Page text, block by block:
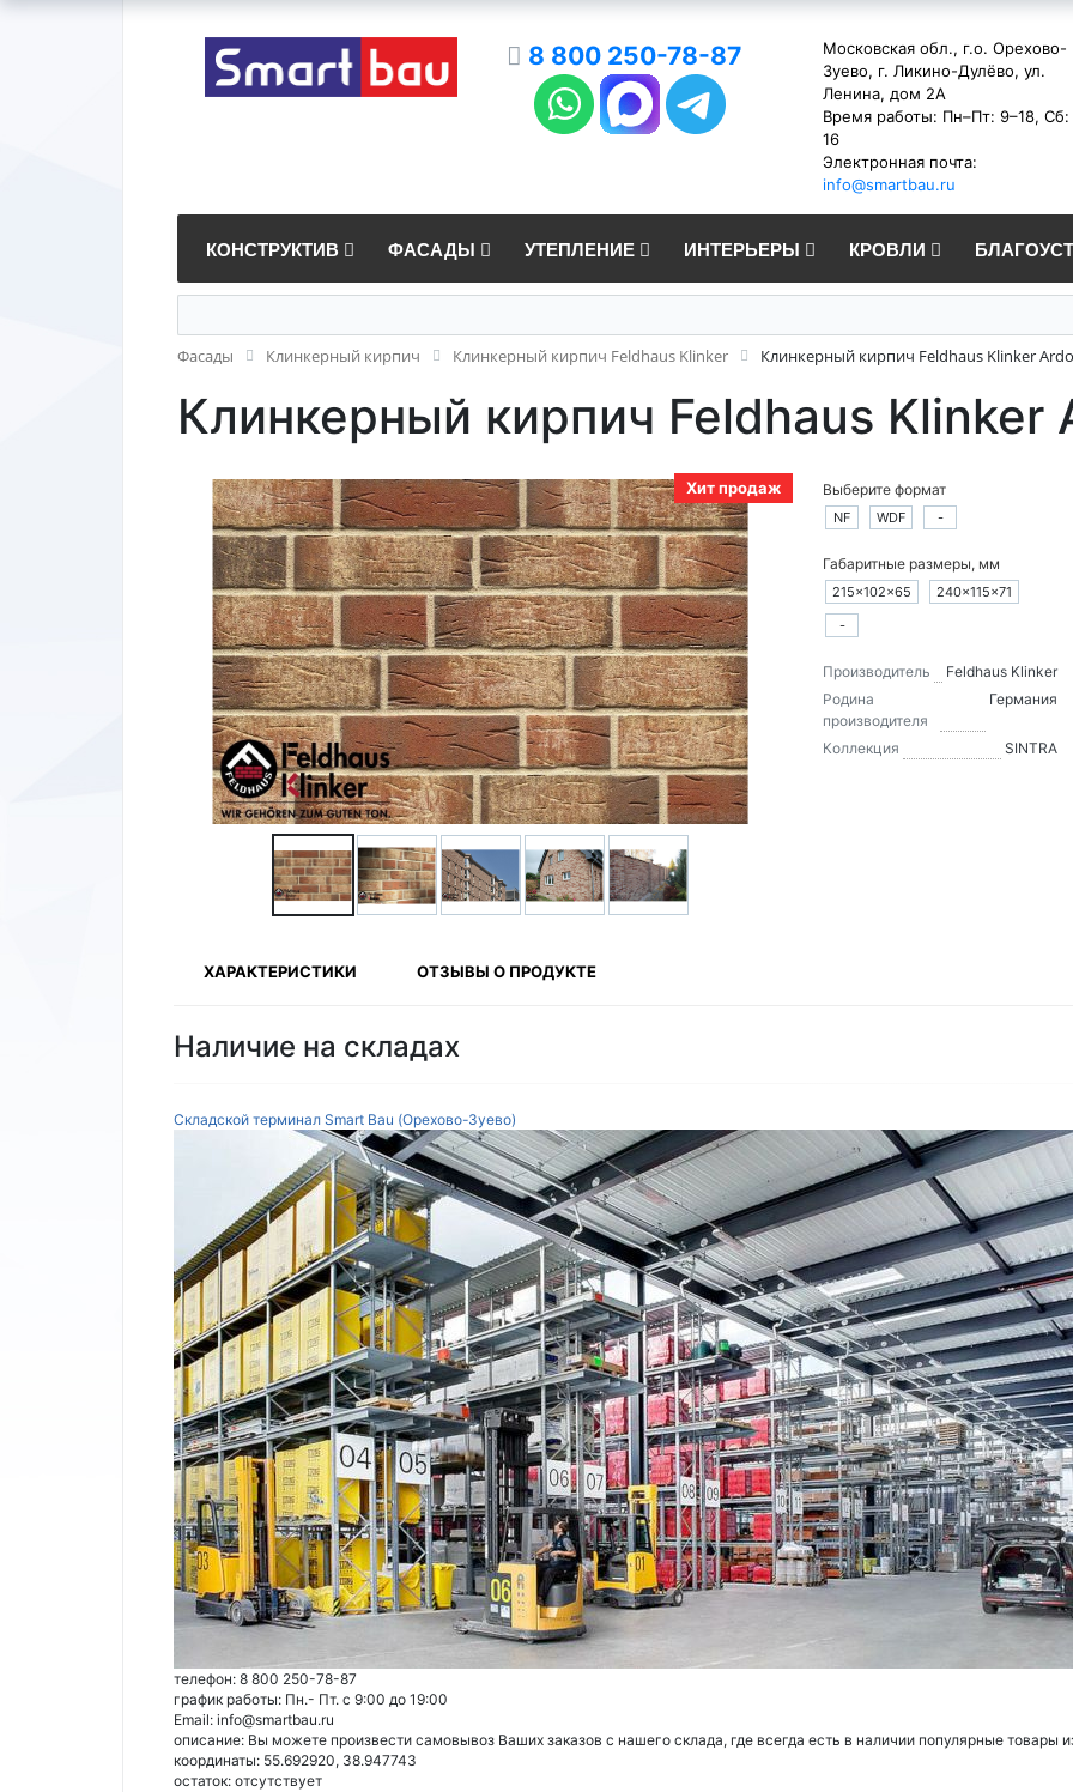
8 800 250-78-87
Московская обл., г.о. Орехово-
Зуево, г. Ликино-Дулёво, ул.
Ленина, дом 2А
Время работы: Пн–Пт: 9–18, Сб:
16
Электронная почта:
info@smartbau.ru
КОНСТРУКТИВ ФАСАДЫ УТЕПЛЕНИЕ ИНТЕРЬЕРЫ КРОВЛИ
Фасады Клинкерный кирпич Клинкерный кирпич Feldhaus Klinker Клинкерный кирпич Feldhaus Klinker
Клинкерный кирпич Feldhaus Klinker
Хит продаж Выберите формат
NF WDF -
Габаритные размеры, мм
215×102×65
240×115×71
-
Производитель
Feldhaus Klinker
Родина
производителя
Германия
Коллекция SINTRA
ХАРАКТЕРИСТИКИ ОТЗЫВЫ О ПРОДУКТЕ
Наличие на складах
Складской терминал Smart Bau (Орехово-Зуево)
телефон: 8 800 250-78-87
график работы: Пн.- Пт. с 9:00 до 19:00
Email: info@smartbau.ru
описание: Вы можете произвести самовывоз Ваших заказов с нашего склада, где всегда есть в наличии популярные товары
координаты: 55.692920, 38.947743
остаток: отсутствует